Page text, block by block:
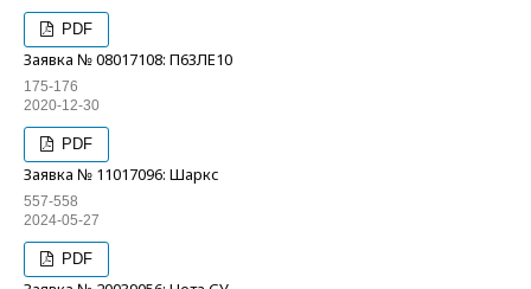
PDF
Заявка № 08017108: П63ЛЕ10
175-176
2020-12-30
PDF
Заявка № 11017096: Шаркс
557-558
2024-05-27
PDF